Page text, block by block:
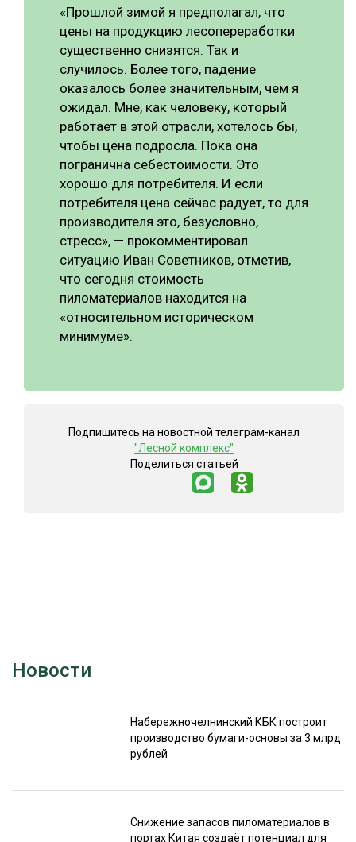
«Прошлой зимой я предполагал, что
цены на продукцию лесопереработки
существенно снизятся. Так и
случилось. Более того, падение
оказалось более значительным, чем я
ожидал. Мне, как человеку, который
работает в этой отрасли, хотелось бы,
чтобы цена подросла. Пока она
погранична себестоимости. Это
хорошо для потребителя. И если
потребителя цена сейчас радует, то для
производителя это, безусловно,
стресс», — прокомментировал
ситуацию Иван Советников, отметив,
что сегодня стоимость
пиломатериалов находится на
«относительном историческом
минимуме».
Подпишитесь на новостной телеграм-канал
"Лесной комплекс"
Поделиться статьей
Новости
Набережночелнинский КБК построит
производство бумаги-основы за 3 млрд
рублей
Снижение запасов пиломатериалов в
портах Китая создаёт потенциал для